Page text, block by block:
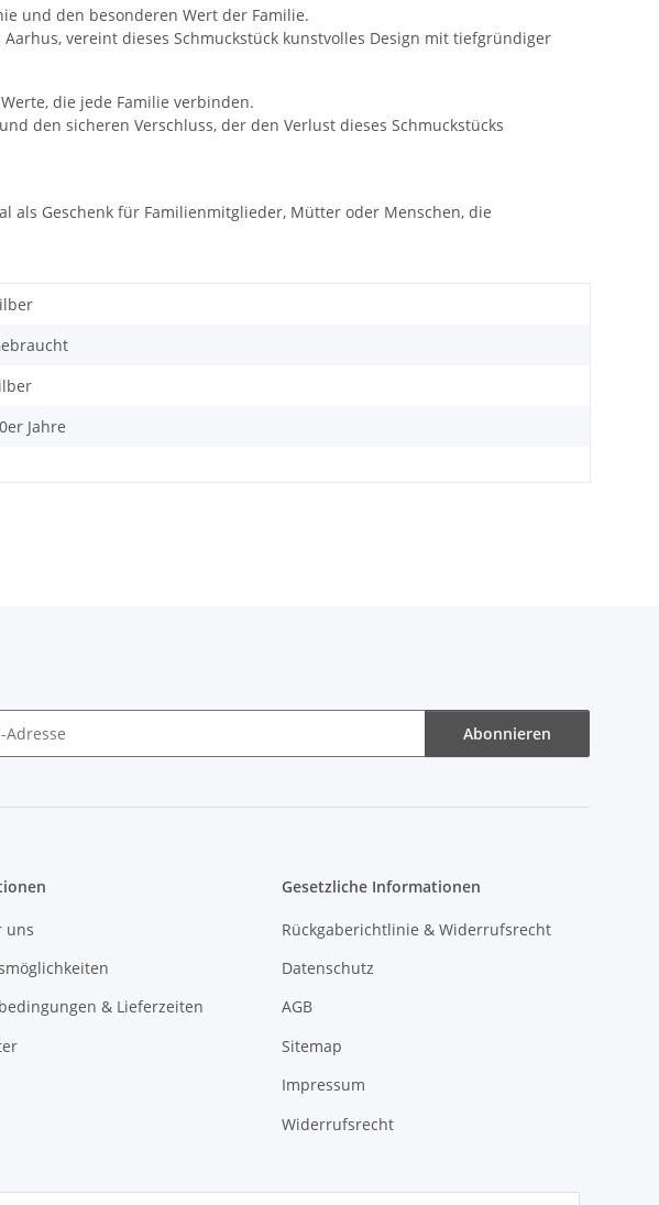
und den besonderen Wert der Familie.
Aarhus, vereint dieses Schmuckstück kunstvolles Design mit tiefgründiger
die jede Familie verbinden.
den sicheren Verschluss, der den Verlust dieses Schmuckstücks
als Geschenk für Familienmitglieder, Mütter oder Menschen, die
Jahre
Abonnieren
uns
& Lieferzeiten
Gesetzliche Informationen
Rückgaberichtlinie & Widerrufsrecht
Datenschutz
AGB
Sitemap
Impressum
Widerrufsrecht